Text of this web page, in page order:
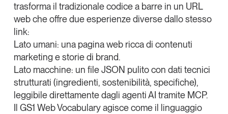
trasforma il tradizionale codice a barre in un URL
web che offre due esperienze diverse dallo stesso
link:
Lato umani: una pagina web ricca di contenuti
marketing e storie di brand.
Lato macchine: un file JSON pulito con dati tecnici
strutturati (ingredienti, sostenibilità, specifiche),
leggibile direttamente dagli agenti AI tramite MCP.
GS1 Web Vocabularyagisce come il linguaggio